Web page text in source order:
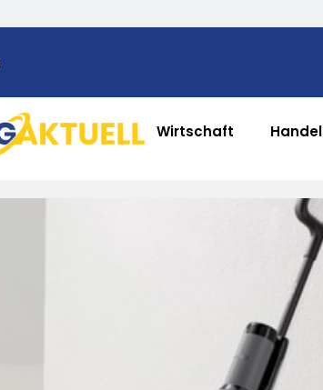
Wirtschaft Handel